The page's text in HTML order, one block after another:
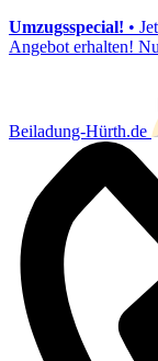
Umzugsspecial! •
Angebot erhalten!
Beiladung-Hürth.de